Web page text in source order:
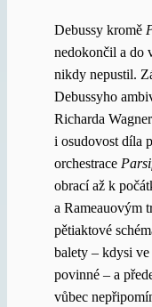
Debussy kromě
nedokončil a do
nikdy nepustil.
Debussyho
Richarda
i osudovost díla
orchestrace
obrací až k
a Rameauovým
pětiaktové
balety – kdysi
povinné – a
vůbec